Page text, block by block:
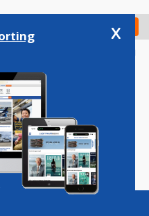
Check in
Vacatures
x